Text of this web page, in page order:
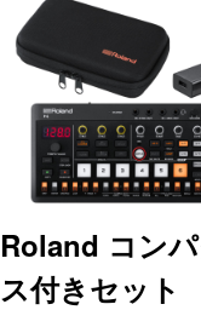
Roland コン
ス付きセット